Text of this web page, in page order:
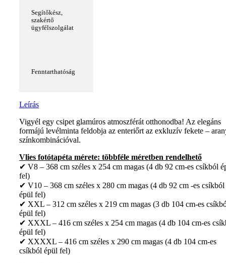
Segítőkész,
szakértő
ügyfélszolgálat
Fenntarthatóság
Leírás
Vigyél egy csipet glamúros atmoszférát otthonodba! Az elegáns
formájú levélminta feldobja az enteriőrt az exkluzív fekete –
színkombinációval.
Vlies fotótapéta mérete: többféle méretben rendelhető
✔ V8 – 368 cm széles x 254 cm magas (4 db 92 cm-es csíkból
fel)
✔ V10 – 368 cm széles x 280 cm magas (4 db 92 cm -es csíkból
épül fel)
✔ XXL – 312 cm széles x 219 cm magas (3 db 104 cm-es
épül fel)
✔ XXXL – 416 cm széles x 254 cm magas (4 db 104 cm-es
épül fel)
✔ XXXXL – 416 cm széles x 290 cm magas (4 db 104 cm-es
csíkból épül fel)